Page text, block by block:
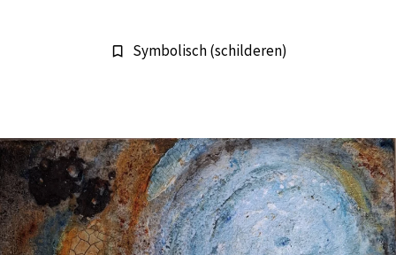
bookmark_border Symbolisch (schilderen)